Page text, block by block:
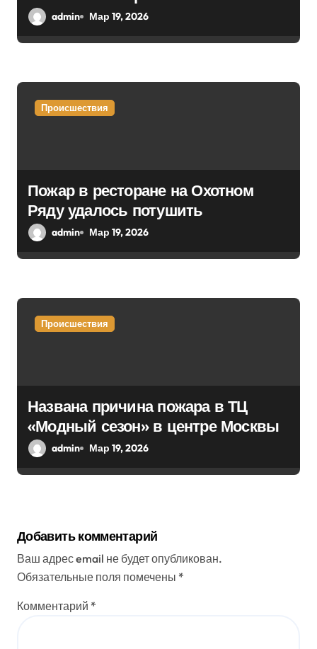
и
я
admin Мар 19, 2026
Происшествия
Пожар в ресторане на Охотном
Ряду удалось потушить
admin Мар 19, 2026
Происшествия
Названа причина пожара в ТЦ
«Модный сезон» в центре Москвы
admin Мар 19, 2026
Добавить комментарий
Ваш адрес email не будет опубликован.
Обязательные поля помечены *
Комментарий *